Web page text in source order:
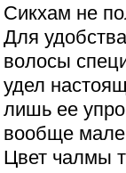
Сикхам не
Для
волосы
удел
лишь ее
вообще
Цвет чалмы